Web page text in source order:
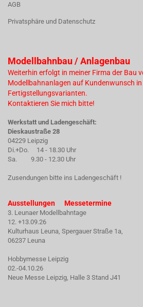
AGB
Privatsphäre und Datenschutz
Modellbahnbau / Anlagenbau
Weiterhin erfolgt in meiner Firma der Bau
Modellbahnanlagen auf Kundenwunsch in
Fertigstellungsvarianten.
Kontaktieren Sie mich bitte!
Werkstatt und Ladengeschäft:
Dieskaustraße 28
04229 Leipzig
Di.+Do. 14 - 18.30 Uhr
Sa. 9.30 - 12.30 Uhr
Zusendungen bitte ins Ladengeschäft !
Ausstellungen Messetermine
3. Leunaer Modellbahntage
12. +13.09.26
Kulturhaus Leuna, Spergauer Straße 1a,
06237 Leuna
Hobbymesse Leipzig
02.-04.10.26
Neue Messe Leipzig, Halle 3 Stand J41